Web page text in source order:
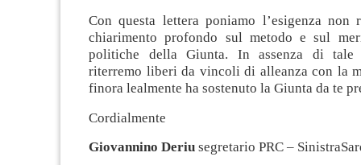
Con questa lettera poniamo l’esigenza
chiarimento profondo sul metodo e sul
politiche della Giunta. In assenza di tale
riterremo liberi da vincoli di alleanza con la
finora lealmente ha sostenuto la Giunta da te
Cordialmente
Giovannino Deriu segretario PRC –